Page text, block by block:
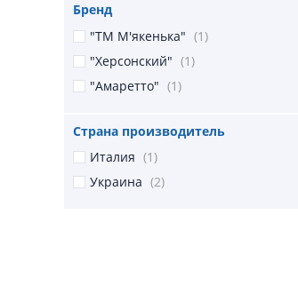
Бренд
"ТМ М'якенька" (1)
"Херсонский" (1)
"Амаретто" (1)
Страна производитель
Италия (1)
Украина (2)